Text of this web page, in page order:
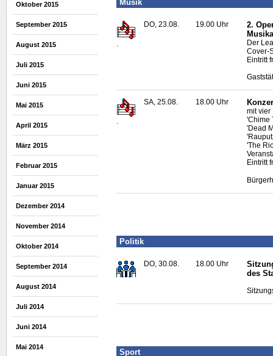
Oktober 2015
September 2015
August 2015
Juli 2015
Juni 2015
Mai 2015
April 2015
März 2015
Februar 2015
Januar 2015
Dezember 2014
November 2014
Oktober 2014
September 2014
August 2014
Juli 2014
Juni 2014
Mai 2014
Musik
DO, 23.08. 19.00 Uhr
2.
Der
Cover-
Eintritt
.
SA, 25.08. 18.00 Uhr
mit vier
'Chime
'Dead
'The
Eintritt
Politik
DO, 30.08. 18.00 Uhr
des
Sport